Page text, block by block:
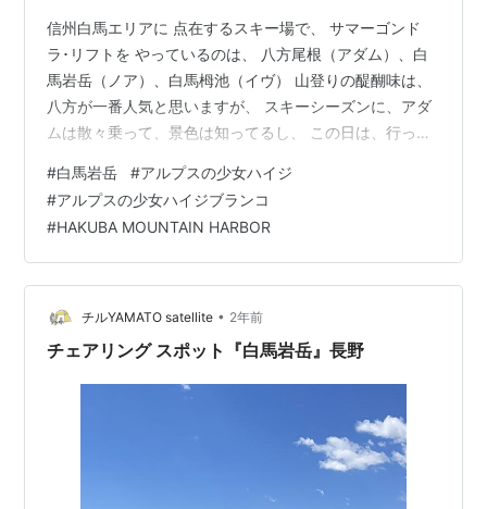
信州白馬エリアに 点在するスキー場で、 サマーゴンド
ラ･リフトを やっているのは、 八方尾根（アダム）、白
馬岩岳（ノア）、白馬栂池（イヴ） 山登りの醍醐味は、
八方が一番人気と思いますが、 スキーシーズンに、アダ
ムは散々乗って、景色は知ってるし、 この日は、行った
馬東急ホテルにて、割引で購入出来ました。 ホテルか
ら、無料のマイクロもあって、約10分くらい。 八方のよ
うに、駐車場が有料だったら、 バスを 利用させてもらお
うか？と思いましたが、 岩岳は広大な、千台規模の駐車
場が 無料だったので、 マイカーで行く事にしました。
チケットは購入済なので…
#白馬岩岳 #アルプスの少女ハイジ
#アルプスの少女ハイジブランコ
#HAKUBA MOUNTAIN HARBOR
チルYAMATO satellite • 2年前
チェアリング スポット『白馬岩岳』長野